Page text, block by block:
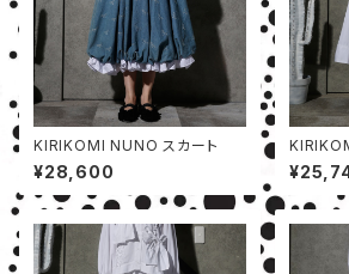
KIRIKOMI NUNO スカート
¥28,600
ート